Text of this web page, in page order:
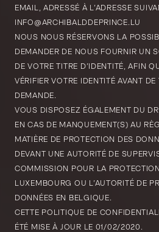
EMAIL, ADRESSÉ À L’ADRESSE
INFO@ARCHIBALDDEPRINCE.LU
NOUS NOUS RÉSERVONS LA
DEMANDER DE NOUS FOURNIR UN
DE VOTRE TITRE D’IDENTITÉ, AFIN
VÉRIFIER VOTRE IDENTITÉ AVANT DE
DEMANDE.
VOUS DISPOSEZ ÉGALEMENT DU
EN CAS DE MANQUEMENT(S) AU
MATIÈRE DE PROTECTION DES
DEVANT UNE AUTORITÉ DE
COMMISSION POUR LA
LUXEMBOURG OU L’AUTORITÉ DE
DONNÉES EN BELGIQUE.
CETTE POLITIQUE DE
ÉTÉ MISE À JOUR LE 01/02/2020.